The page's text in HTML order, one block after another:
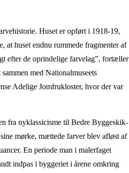
Huset er opført i 1918-19,
at huset endnu rummede fragmenter af
efter de oprindelige farvelag”, fortæller
med Nationalmuseets
Adelige Jomfrukloster, hvor der var
fra nyklassicisme til Bedre Byggeskik-
mørke, mættede farver blev afløst af
En periode man i malerfaget
indpas i byggeriet i årene omkring